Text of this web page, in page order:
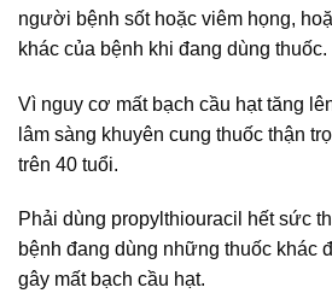
người bệnh sốt hoặc viêm họng,
khác của bệnh khi đang dùng thuốc.
Vì nguy cơ mất bạch cầu hạt tăng
lâm sàng khuyên cung thuốc thận
trên 40 tuổi.
Phải dùng propylthiouracil hết sức
bệnh đang dùng những thuốc khác
gây mất bạch cầu hạt.